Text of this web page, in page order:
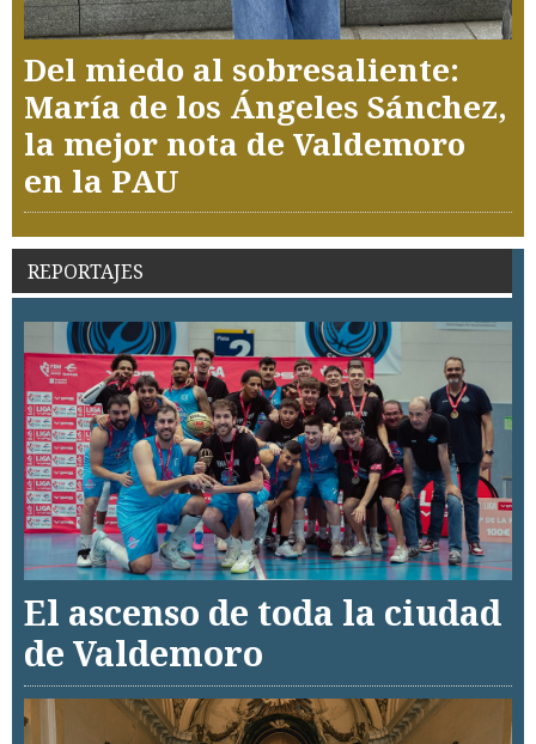
Del miedo al sobresaliente:
María de los Ángeles Sánchez,
la mejor nota de Valdemoro
en la PAU
REPORTAJES
El ascenso de toda la ciudad
de Valdemoro